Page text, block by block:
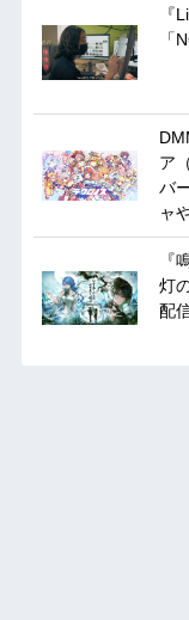
『
「
ア
バ
ャ
『
灯
配